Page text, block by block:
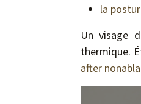
la
Un visage
thermique.
after